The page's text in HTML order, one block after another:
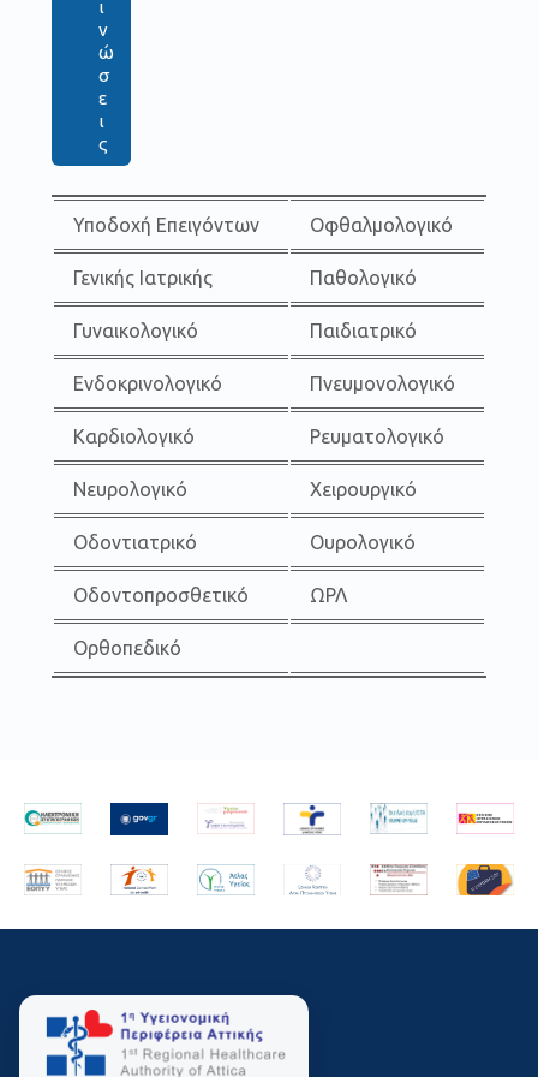
ι
ν
ώ
σ
ε
ι
ς
Υποδοχή Επειγόντων Οφθαλμολογικό
Γενικής Ιατρικής Παθολογικό
Γυναικολογικό Παιδιατρικό
Ενδοκρινολογικό Πνευμονολογικό
Καρδιολογικό Ρευματολογικό
Νευρολογικό Χειρουργικό
Οδοντιατρικό Ουρολογικό
Οδοντοπροσθετικό ΩΡΛ
Ορθοπεδικό